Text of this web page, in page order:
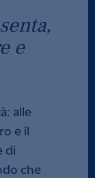
e
alle
e il
di
che